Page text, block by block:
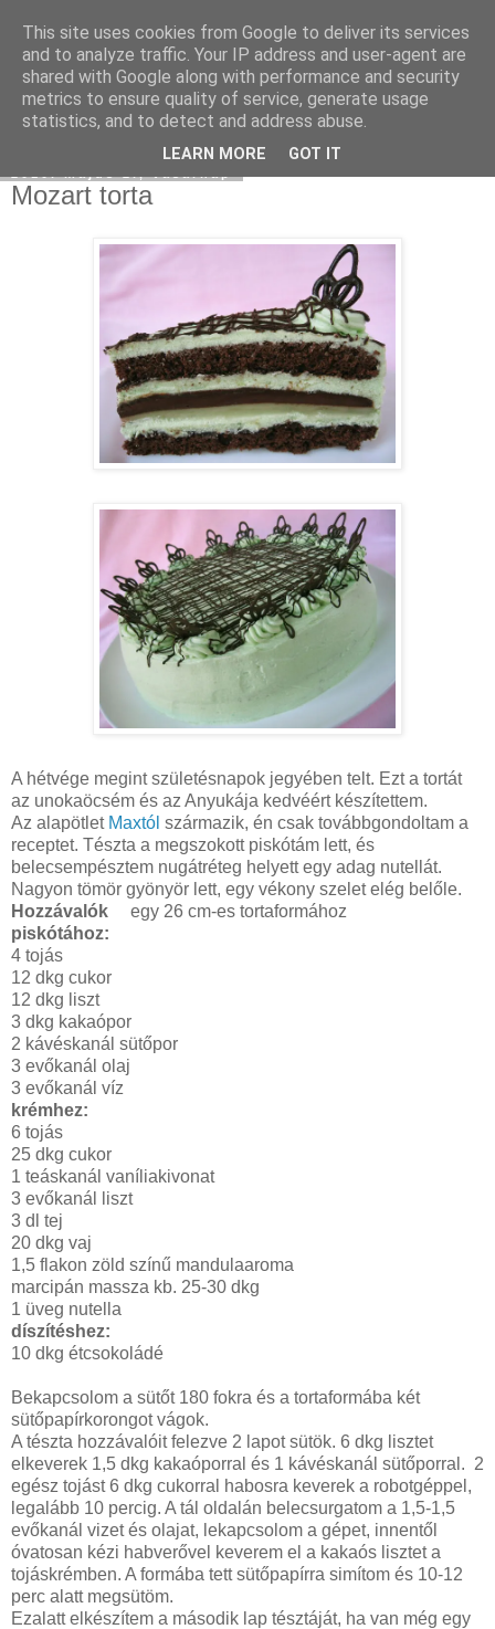
Moha Konyha
Mozart torta
A hétvége megint születésnapok jegyében telt. Ezt a tortát
az unokaöcsém és az Anyukája kedvéért készítettem.
Az alapötletMaxtól származik, én csak továbbgondoltam a
receptet. Tészta a megszokott piskótám lett, és
belecsempésztem nugátréteg helyett egy adag nutellát.
Nagyon tömör gyönyör lett, egy vékony szelet elég belőle.
Hozzávalók
egy 26 cm-es tortaformához
piskótához:
4 tojás
12 dkg cukor
12 dkg liszt
3 dkg kakaópor
2 kávéskanál sütőpor
3 evőkanál olaj
3 evőkanál víz
krémhez:
6 tojás
25 dkg cukor
1 teáskanál vaníliakivonat
3 evőkanál liszt
3 dl tej
20 dkg vaj
1,5 flakon zöld színű mandulaaroma
marcipán massza kb. 25-30 dkg
1 üveg nutella
díszítéshez:
10 dkg étcsokoládé
Bekapcsolom a sütőt 180 fokra és a tortaformába két
sütőpapírkorongot vágok.
A tészta hozzávalóit felezve 2 lapot sütök. 6 dkg lisztet
elkeverek 1,5 dkg kakaóporral és 1 kávéskanál sütőporral. 2
egész tojást 6 dkg cukorral habosra keverek a robotgéppel,
legalább 10 percig. A tál oldalán belecsurgatom a 1,5-1,5
evőkanál vizet és olajat, lekapcsolom a gépet, innentől
óvatosan kézi habverővel keverem el a kakaós lisztet a
tojáskrémben. A formába tett sütőpapírra simítom és 10-12
perc alatt megsütöm.
Ezalatt elkészítem a második lap tésztáját, ha van még egy
This site uses cookies from Google to deliver its services
and to analyze traffic. Your IP address and user-agent are
shared with Google along with performance and security
metrics to ensure quality of service, generate usage
statistics, and to detect and address abuse.
LEARN MORE GOT IT